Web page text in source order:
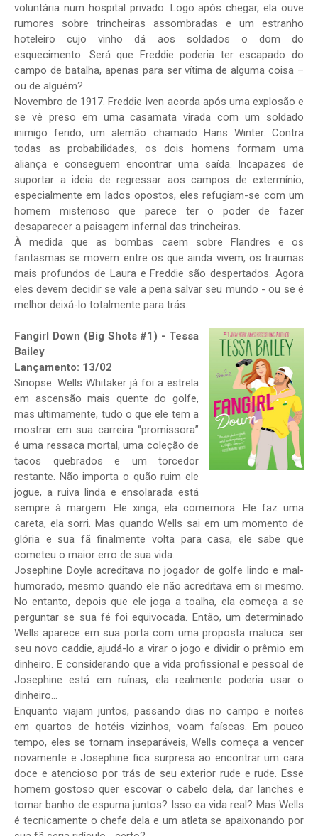
voluntária num hospital privado. Logo após chegar, ela ouve
rumores sobre trincheiras assombradas e um estranho
hoteleiro cujo vinho dá aos soldados o dom do
esquecimento. Será que Freddie poderia ter escapado do
campo de batalha, apenas para ser vítima de alguma coisa –
ou de alguém?
Novembro de 1917. Freddie Iven acorda após uma explosão e
se vê preso em uma casamata virada com um soldado
inimigo ferido, um alemão chamado Hans Winter. Contra
todas as probabilidades, os dois homens formam uma
aliança e conseguem encontrar uma saída. Incapazes de
suportar a ideia de regressar aos campos de extermínio,
especialmente em lados opostos, eles refugiam-se com um
homem misterioso que parece ter o poder de fazer
desaparecer a paisagem infernal das trincheiras.
À medida que as bombas caem sobre Flandres e os
fantasmas se movem entre os que ainda vivem, os traumas
mais profundos de Laura e Freddie são despertados. Agora
eles devem decidir se vale a pena salvar seu mundo - ou se é
melhor deixá-lo totalmente para trás.
Fangirl Down (Big Shots #1) - Tessa
Bailey
Lançamento: 13/02
Sinopse: Wells Whitaker já foi a estrela
em ascensão mais quente do golfe,
mas ultimamente, tudo o que ele tem a
mostrar em sua carreira “promissora”
é uma ressaca mortal, uma coleção de
tacos quebrados e um torcedor
restante. Não importa o quão ruim ele
jogue, a ruiva linda e ensolarada está
sempre à margem. Ele xinga, ela comemora. Ele faz uma
careta, ela sorri. Mas quando Wells sai em um momento de
glória e sua fã finalmente volta para casa, ele sabe que
cometeu o maior erro de sua vida.
Josephine Doyle acreditava no jogador de golfe lindo e mal-
humorado, mesmo quando ele não acreditava em si mesmo.
No entanto, depois que ele joga a toalha, ela começa a se
perguntar se sua fé foi equivocada. Então, um determinado
Wells aparece em sua porta com uma proposta maluca: ser
seu novo caddie, ajudá-lo a virar o jogo e dividir o prêmio em
dinheiro. E considerando que a vida profissional e pessoal de
Josephine está em ruínas, ela realmente poderia usar o
dinheiro…
Enquanto viajam juntos, passando dias no campo e noites
em quartos de hotéis vizinhos, voam faíscas. Em pouco
tempo, eles se tornam inseparáveis, Wells começa a vencer
novamente e Josephine fica surpresa ao encontrar um cara
doce e atencioso por trás de seu exterior rude e rude. Esse
homem gostoso quer escovar o cabelo dela, dar lanches e
tomar banho de espuma juntos? Isso ea vida real? Mas Wells
é tecnicamente o chefe dela e um atleta se apaixonando por